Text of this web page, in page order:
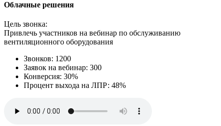
Облачные решения
Цель звонка:
Привлечь участников на вебинар по обслуживанию
вентиляционного оборудования
Звонков: 1200
Заявок на вебинар: 300
Конверсия: 30%
Процент выхода на ЛПР: 48%